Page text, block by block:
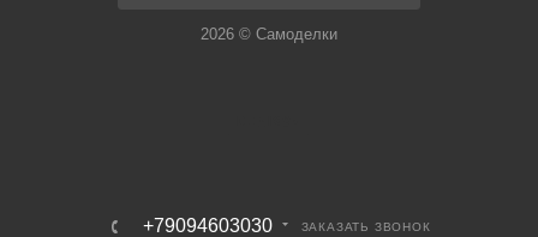
2026 © Самоделки
+79094603030 ЗАКАЗАТЬ ЗВОНОК